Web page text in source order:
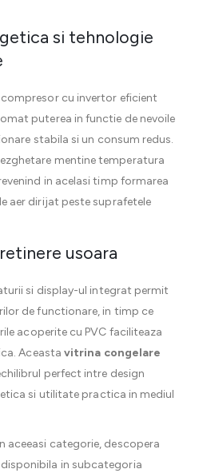
si tehnologie
cu invertor eficient
puterea in functie de nevoile
stabila si un consum redus.
mentine temperatura
in acelasi timp formarea
aer dirijat peste suprafetele
usoara
si display-ul integrat permit
de functionare, in timp ce
acoperite cu PVC faciliteaza
Aceasta vitrina congelare
perfect intre design
si utilitate practica in mediul
aceeasi categorie, descopera
in subcategoria